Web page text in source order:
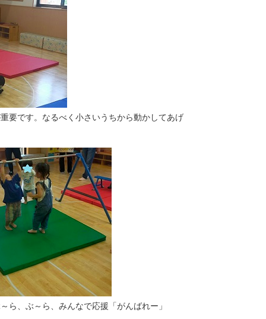
要です。なるべく小さいうちから動かしてあげ
ら、ぶ～ら、みんなで応援「がんばれー」